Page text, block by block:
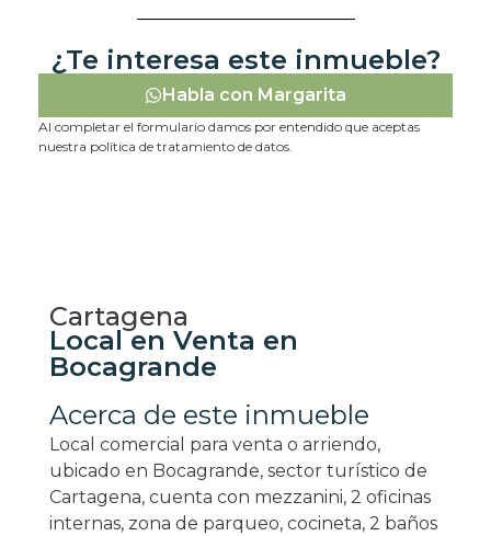
¿Te interesa este inmueble?
Habla con Margarita
Al completar el formulario damos por entendido que aceptas
nuestra política de tratamiento de datos.
Cartagena
Local en Venta en
Bocagrande
Acerca de este inmueble
Local comercial para venta o arriendo,
ubicado en Bocagrande, sector turístico de
Cartagena, cuenta con mezzanini, 2 oficinas
internas, zona de parqueo, cocineta, 2 baños